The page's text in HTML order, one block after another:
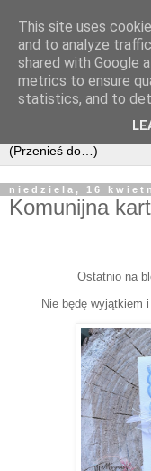
niedziela, 16
Komunijna
Ostatnio na
Nie będę wyjątkiem
This site uses
and to analyze
shared with Google
metrics to ensure
statistics, and to